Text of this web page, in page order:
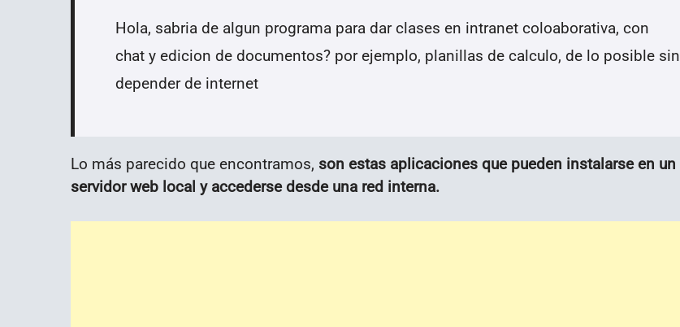
Hola, sabria de algun programa para dar clases en intranet coloaborativa, con
chat y edicion de documentos? por ejemplo, planillas de calculo, de lo posible sin
depender de internet
Lo más parecido que encontramos, son estas aplicaciones que pueden instalarse en un
servidor web local y accederse desde una red interna.